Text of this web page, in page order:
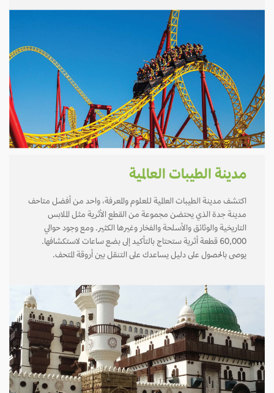
مدينة الطيبات العالمية
اكتشف مدينة الطيبات العالمية للعلوم والمعرفة، واحد من أفضل متاحف
مدينة جدة الذي يحتضن مجموعة من القطع الأثرية مثل الملابس
التاريخية والوثائق والأسلحة والفخار وغيرها الكثير. ومع وجود حوالي
60,000 قطعة أثرية ستحتاج بالتأكيد إلى بضع ساعات لاستكشافها.
يوصى بالحصول على دليل يساعدك على التنقل بين أروقة المتحف.